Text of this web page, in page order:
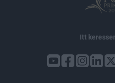
Itt